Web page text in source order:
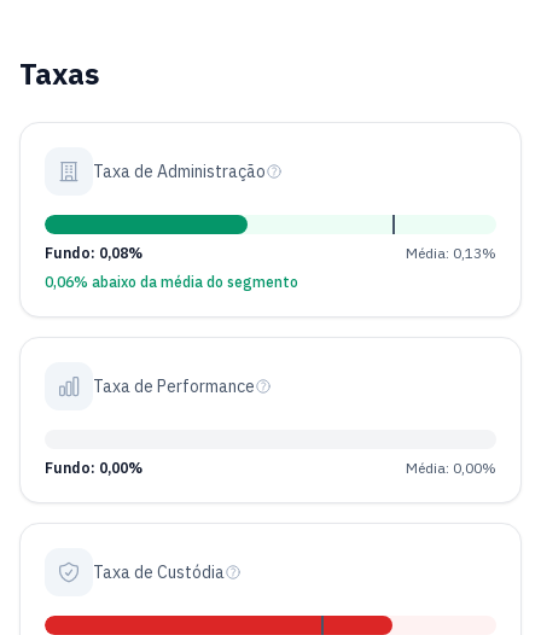
Taxas
Taxa de Administração
Fundo: 0,08%
Média: 0,13%
0,06% abaixo da média do segmento
Taxa de Performance
Fundo: 0,00% Média: 0,00%
Taxa de Custódia